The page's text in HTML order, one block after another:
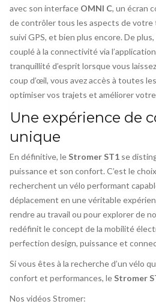
avec son interface OMNI C, un écran
de contrôler tous les aspects de
suivi GPS, et bien plus encore. De
couplé à la connectivité via
tranquillité d’esprit lorsque vous
coup d’œil, vous avez accès à toutes
optimiser vos trajets et améliorer
Une expérience de
unique
En définitive, le Stromer ST1 se
puissance et son confort. C’est le
recherchent un vélo performant
déplacement en une véritable
rendre au travail ou pour explorer de
redéfinit le concept de la mobilité
perfection design, puissance et
Si vous êtes à la recherche d’un vélo
confort et performances, le Stromer
Nos vidéos Stromer: